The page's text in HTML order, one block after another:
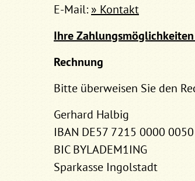
E-Mail: » Kontakt
Ihre
Rechnung
Bitte überweisen Sie den
Gerhard Halbig
IBAN DE57 7215 0000
BIC BYLADEM1ING
Sparkasse Ingolstadt